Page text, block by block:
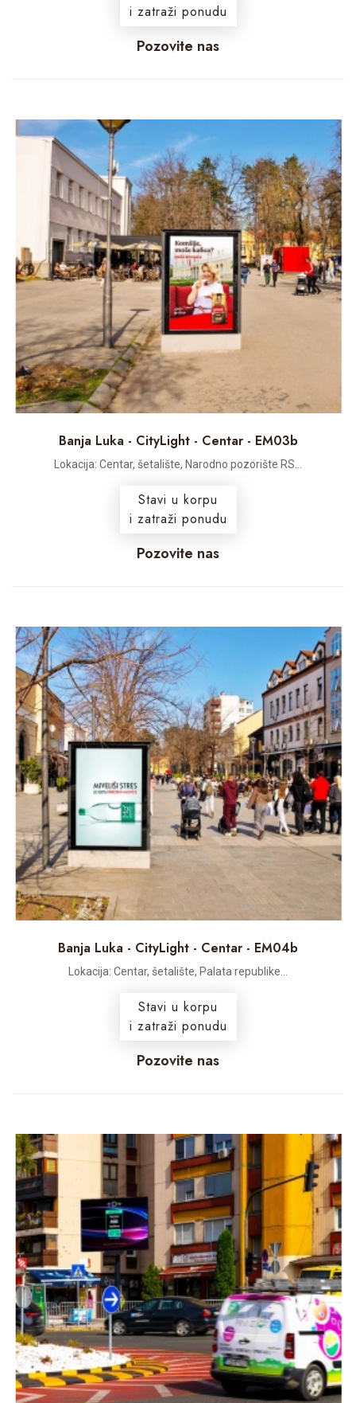
i zatraži ponudu
Pozovite nas
Banja Luka - CityLight - Centar - EM03b
Lokacija: Centar, šetalište, Narodno pozorište RS...
Stavi u korpu
i zatraži ponudu
Pozovite nas
Banja Luka - CityLight - Centar - EM04b
Lokacija: Centar, šetalište, Palata republike...
Stavi u korpu
i zatraži ponudu
Pozovite nas